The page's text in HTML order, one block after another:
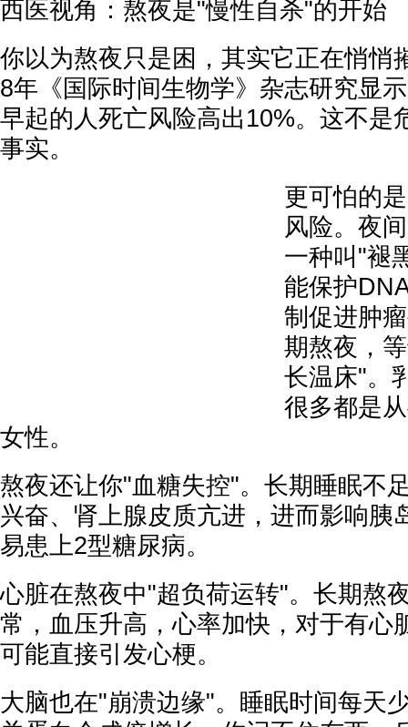
西医视角：熬夜是"慢性自杀"的开始
你以为熬夜只是困，其实它正在悄悄
8年《国际时间生物学》杂志研究显
早起的人死亡风险高出10%。这不是
事实。
更可怕的
风险。夜
一种叫"褪
能保护
制促进肿
期熬夜，
长温床"。
很多都是
女性。
熬夜还让你"血糖失控"。长期睡眠不
兴奋、肾上腺皮质亢进，进而影响胰
易患上2型糖尿病。
心脏在熬夜中"超负荷运转"。长期熬
常，血压升高，心率加快，对于有心
可能直接引发心梗。
大脑也在"崩溃边缘"。睡眠时间每天